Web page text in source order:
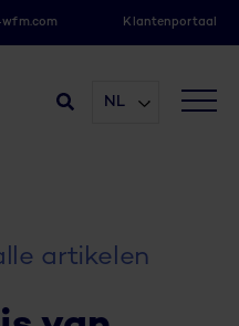
Klantenportaal
NL
artikelen